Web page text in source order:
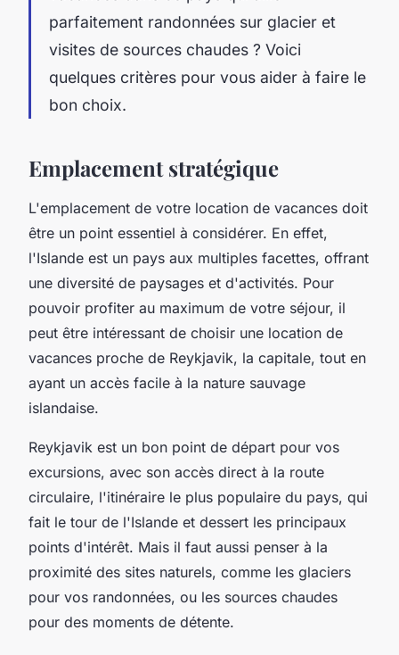
parfaitement randonnées sur glacier et
visites de sources chaudes ? Voici
quelques critères pour vous aider à faire le
bon choix.
Emplacement stratégique
L'emplacement de votre location de vacances doit
être un point essentiel à considérer. En effet,
l'Islande est un pays aux multiples facettes, offrant
une diversité de paysages et d'activités. Pour
pouvoir profiter au maximum de votre séjour, il
peut être intéressant de choisir une location de
vacances proche de Reykjavik, la capitale, tout en
ayant un accès facile à la nature sauvage
islandaise.
Reykjavik est un bon point de départ pour vos
excursions, avec son accès direct à la route
circulaire, l'itinéraire le plus populaire du pays, qui
fait le tour de l'Islande et dessert les principaux
points d'intérêt. Mais il faut aussi penser à la
proximité des sites naturels, comme les glaciers
pour vos randonnées, ou les sources chaudes
pour des moments de détente.